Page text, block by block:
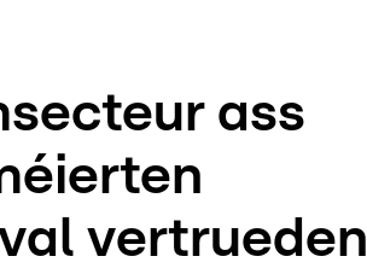
ass
vertrueden